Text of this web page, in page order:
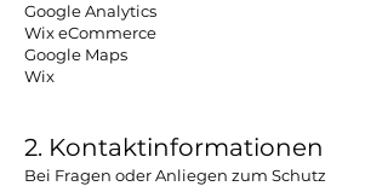
Google Analytics
Wix eCommerce
Google Maps
Wix
2. Kontaktinformationen
Bei Fragen oder Anliegen zum Schutz